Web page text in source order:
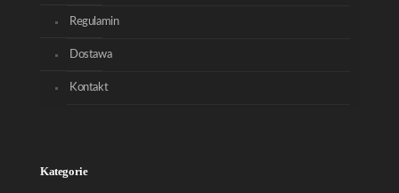
Regulamin
Dostawa
Kontakt
Kategorie